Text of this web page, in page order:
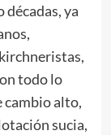
décadas, ya
todo lo
cambio alto,
sucia,